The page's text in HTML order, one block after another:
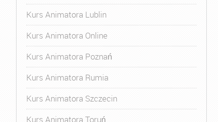
Kurs Animatora Lublin
Kurs Animatora Online
Kurs Animatora Poznań
Kurs Animatora Rumia
Kurs Animatora Szczecin
Kurs Animatora Toruń